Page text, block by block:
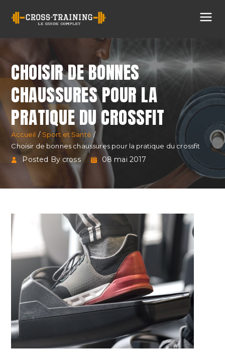
Cross
Training
CHOISIR DE BONNES
CHAUSSURES POUR LA
PRATIQUE DU CROSSFIT
Accueil
Sport et Santé
Choisir de bonnes chaussures pour la pratique du crossfit
Posted By cross 08 mai 2017